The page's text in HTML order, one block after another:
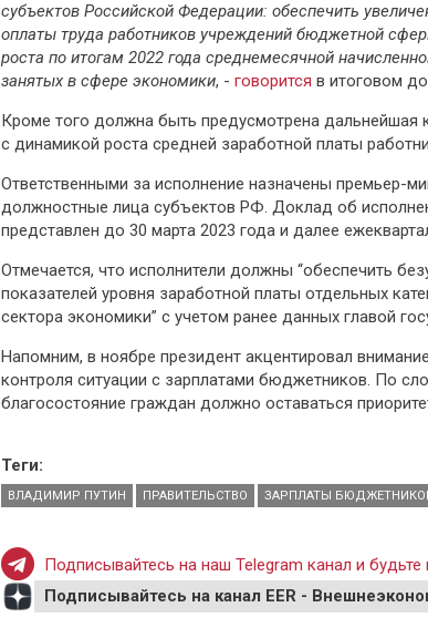
субъектов Российской Федерации: обеспечить
оплаты труда работников учреждений бюджетной
роста по итогам 2022 года среднемесячной
занятых в сфере экономики, - говорится в итоговом
Кроме того должна быть предусмотрена дальнейшая
с динамикой роста средней заработной платы
Ответственными за исполнение назначены премьер-
должностные лица субъектов РФ. Доклад об
представлен до 30 марта 2023 года и далее
Отмечается, что исполнители должны “обеспечить
показателей уровня заработной платы отдельных
сектора экономики” с учетом ранее данных главой
Напомним, в ноябре президент акцентировал
контроля ситуации с зарплатами бюджетников. По
благосостояние граждан должно оставаться
Теги:
ВЛАДИМИР ПУТИН ПРАВИТЕЛЬСТВО ЗАРПЛАТЫ
Подписывайтесь на наш Telegram канал и будьте
Подписывайтесь на канал EER -